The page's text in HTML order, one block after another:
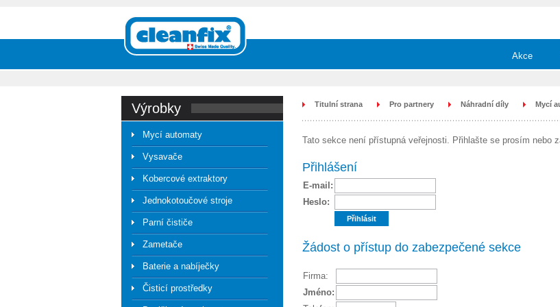
Akce
výrobky
Mycí automaty
Vysavače
Kobercové extraktory
Jednokotoučové stroje
Parní čističe
Zametače
Baterie a nabíječky
Čisticí prostředky
Titulní strana Pro partnery Náhradní díly Mycí
Tato sekce není přístupná veřejnosti. Přihlašte se prosím nebo
Přihlášení
E-mail:
Heslo:
Žádost o přístup do zabezpečené sekce
Firma:
Jméno: